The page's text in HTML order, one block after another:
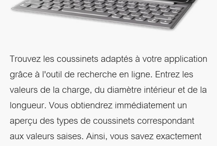
Trouvez les coussinets adaptés à votre application
grâce à l'outil de recherche en ligne. Entrez les
valeurs de la charge, du diamètre intérieur et de la
longueur. Vous obtiendrez immédiatement un
aperçu des types de coussinets correspondant
aux valeurs saises. Ainsi, vous savez exactement